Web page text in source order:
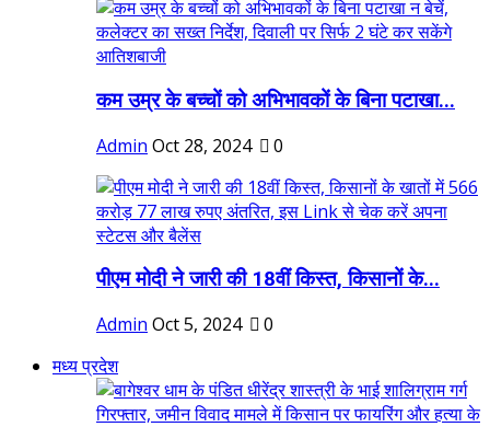
कम उम्र के बच्चों को अभिभावकों के बिना पटाखा...
Admin Oct 28, 2024 0
पीएम मोदी ने जारी की 18वीं किस्त, किसानों के...
Admin Oct 5, 2024
0
मध्य प्रदेश